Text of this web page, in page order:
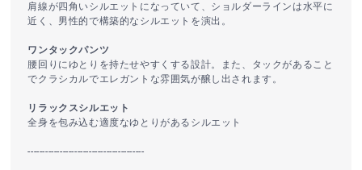
肩線が四角いシルエットになっていて、ショルダーラインは水平に
近く、男性的で構築的なシルエットを演出。
ワンタックパンツ
腰回りにゆとりを持たせやすくする設計。また、タックがあること
でクラシカルでエレガントな雰囲気が醸し出されます。
リラックスシルエット
全身を包み込む適度なゆとりがあるシルエット
----------------------------------------